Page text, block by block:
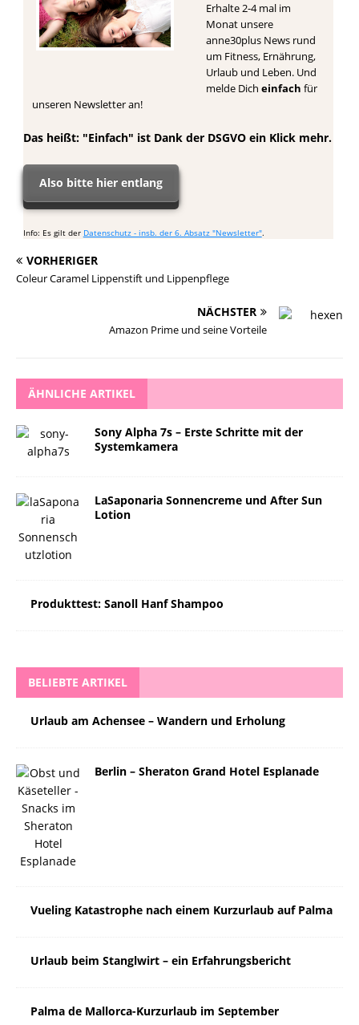
Erhalte 2-4 mal im
Monat unsere
anne30plus News rund
um Fitness, Ernährung,
Urlaub und Leben. Und
melde Dicheinfach für
unseren Newsletter an!
Das heißt: "Einfach" ist Dank der DSGVO ein Klick mehr.
Also bitte hier entlang
Info: Es gilt der Datenschutz - insb. der 6. Absatz "Newsletter".
VORHERIGER
Coleur Caramel Lippenstift und Lippenpflege
NÄCHSTER
Amazon Prime und seine Vorteile
ÄHNLICHE ARTIKEL
Sony Alpha 7s – Erste Schritte mit der
Systemkamera
LaSaponaria Sonnencreme und After Sun
Lotion
Produkttest: Sanoll Hanf Shampoo
BELIEBTE ARTIKEL
Urlaub am Achensee – Wandern und Erholung
Berlin – Sheraton Grand Hotel Esplanade
Vueling Katastrophe nach einem Kurzurlaub auf Palma
Urlaub beim Stanglwirt – ein Erfahrungsbericht
Palma de Mallorca-Kurzurlaub im September